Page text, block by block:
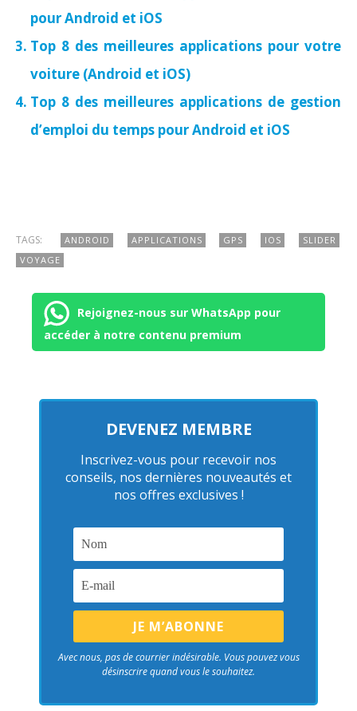
pour Android et iOS
Top 8 des meilleures applications pour votre
voiture (Android et iOS)
Top 8 des meilleures applications de gestion
d’emploi du temps pour Android et iOS
TAGS: ANDROID APPLICATIONS GPS IOS
SLIDER
VOYAGE
Rejoignez-nous sur WhatsApp pour
accéder à notre contenu premium
DEVENEZ MEMBRE
Inscrivez-vous pour recevoir nos
conseils, nos dernières nouveautés et
nos offres exclusives !
Avec nous, pas de courrier indésirable. Vous pouvez vous
désinscrire quand vous le souhaitez.